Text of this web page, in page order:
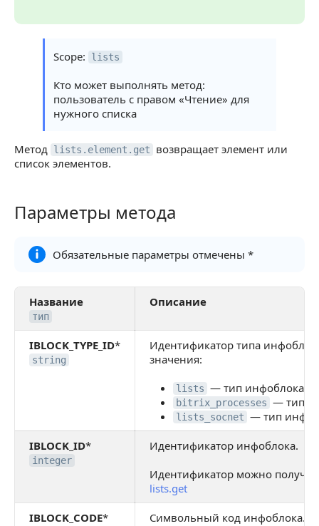
Scope: lists
Кто может выполнять метод:
пользователь с правом «Чтение» для
нужного списка
Метод lists.element.get
возвращает элемент или
список элементов.
Параметры метода
Параметры метода
Обязательные параметры отмечены *
Название
тип
Описание
IBLOCK_TYPE_ID*
string
Идентификатор типа
значения:
lists — тип инфоблока
bitrix_processes — тип
lists_socnet — тип
IBLOCK_ID*
integer
Идентификатор инфоблока.
Идентификатор можно
lists.get
IBLOCK_CODE*
Cимвольный код инфоблока.